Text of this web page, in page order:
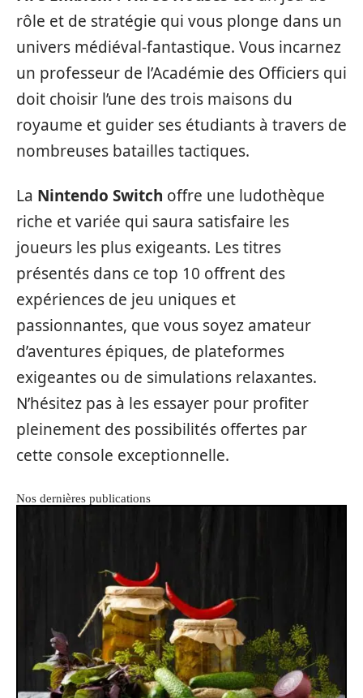
rôle et de stratégie qui vous plonge dans un
univers médiéval-fantastique. Vous incarnez
un professeur de l’Académie des Officiers qui
doit choisir l’une des trois maisons du
royaume et guider ses étudiants à travers de
nombreuses batailles tactiques.
La Nintendo Switch offre une ludothèque
riche et variée qui saura satisfaire les
joueurs les plus exigeants. Les titres
présentés dans ce top 10 offrent des
expériences de jeu uniques et
passionnantes, que vous soyez amateur
d’aventures épiques, de plateformes
exigeantes ou de simulations relaxantes.
N’hésitez pas à les essayer pour profiter
pleinement des possibilités offertes par
cette console exceptionnelle.
Nos dernières publications